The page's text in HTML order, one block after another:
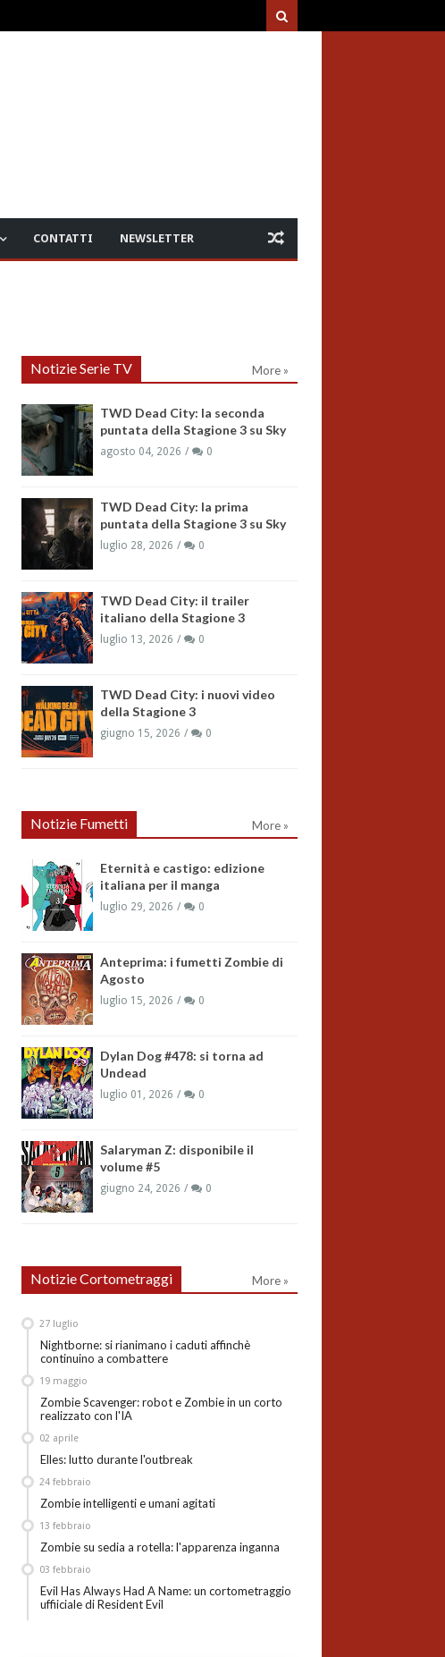
CONTATTI NEWSLETTER
Notizie Serie TV More »
TWD Dead City: la seconda
puntata della Stagione 3 su Sky
agosto 04, 2026 0
TWD Dead City: la prima
puntata della Stagione 3 su Sky
luglio 28, 2026 0
TWD Dead City: il trailer
italiano della Stagione 3
luglio 13, 2026 0
TWD Dead City: i nuovi video
della Stagione 3
giugno 15, 2026 0
Notizie Fumetti More »
Eternità e castigo: edizione
italiana per il manga
luglio 29, 2026 0
Anteprima: i fumetti Zombie di
Agosto
luglio 15, 2026 0
Dylan Dog #478: si torna ad
Undead
luglio 01, 2026 0
Salaryman Z: disponibile il
volume #5
giugno 24, 2026 0
Notizie Cortometraggi More »
Nightborne: si rianimano i caduti affinchè
continuino a combattere
27 luglio
Zombie Scavenger: robot e Zombie in un corto
realizzato con l'IA
19 maggio
Elles: lutto durante l'outbreak
02 aprile
Zombie intelligenti e umani agitati
24 febbraio
Zombie su sedia a rotella: l'apparenza inganna
13 febbraio
Evil Has Always Had A Name: un cortometraggio
uffiiciale di Resident Evil
03 febbraio